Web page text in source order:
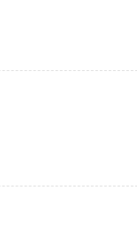
和挑战高薪的欲望； 5